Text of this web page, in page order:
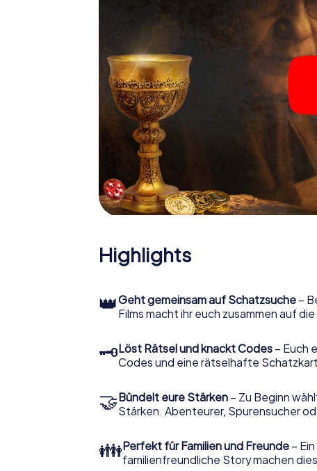
Highlights
👑Geht gemeinsam auf Schatzsuche –
Films macht ihr euch zusammen auf
🗝Löst Rätsel und knackt Codes – Euch
Codes und eine rätselhafte
🤝Bündelt eure Stärken – Zu Beginn
Stärken. Abenteurer, Spurensucher
👪Perfekt für Familien und Freunde –
familienfreundliche Story machen